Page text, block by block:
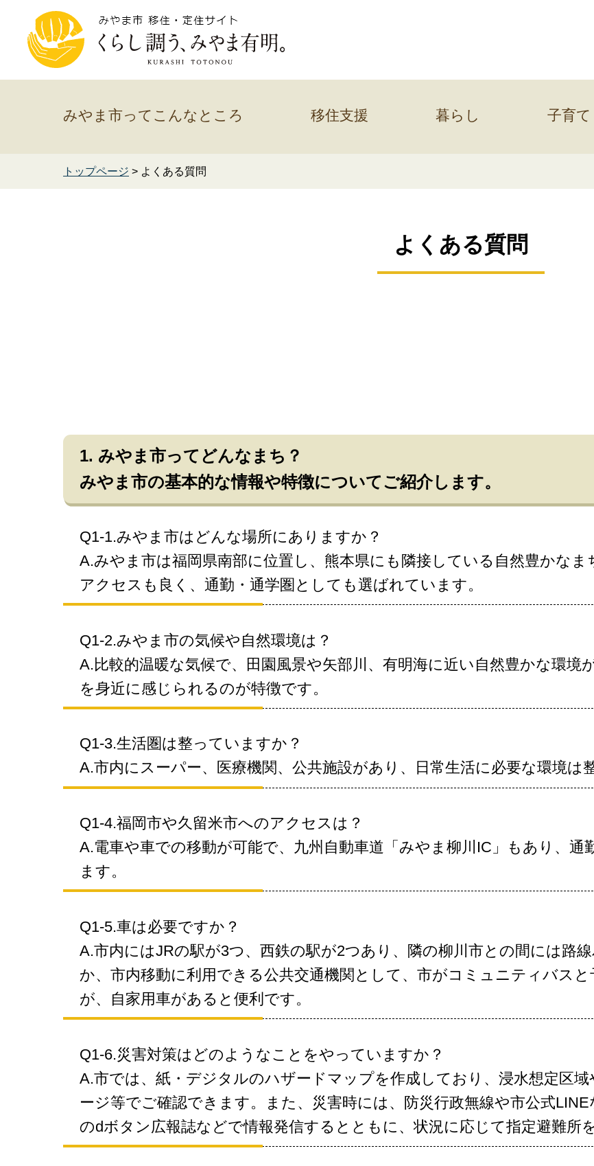
みやま市ってこんなところ 移住支援 暮らし 子育て
トップページ > よくある質問
よくある質問
1. みやま市ってどんなまち？
みやま市の基本的な情報や特徴についてご紹介します。
Q1-1.みやま市はどんな場所にありますか？
A.みやま市は福岡県南部に位置し、熊本県にも隣接している自然豊かな
アクセスも良く、通勤・通学圏としても選ばれています。
Q1-2.みやま市の気候や自然環境は？
A.比較的温暖な気候で、田園風景や矢部川、有明海に近い自然豊かな環境
を身近に感じられるのが特徴です。
Q1-3.生活圏は整っていますか？
A.市内にスーパー、医療機関、公共施設があり、日常生活に必要な環境は
Q1-4.福岡市や久留米市へのアクセスは？
A.電車や車での移動が可能で、九州自動車道「みやま柳川IC」もあり、通
ます。
Q1-5.車は必要ですか？
A.市内にはJRの駅が3つ、西鉄の駅が2つあり、隣の柳川市との間には路
か、市内移動に利用できる公共交通機関として、市がコミュニティバス
が、自家用車があると便利です。
Q1-6.災害対策はどのようなことをやっていますか？
A.市では、紙・デジタルのハザードマップを作成しており、浸水想定区
ージ等でご確認できます。また、災害時には、防災行政無線や市公式
のdボタン広報誌などで情報発信するとともに、状況に応じて指定避難所